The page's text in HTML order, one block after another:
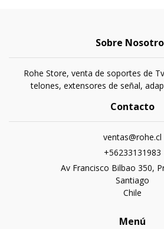
Sobre
Rohe Store, venta de soportes de
telones, extensores de señal,
Contacto
ventas@rohe.cl
+56233131983
Av Francisco Bilbao 350,
Santiago
Chile
Menú